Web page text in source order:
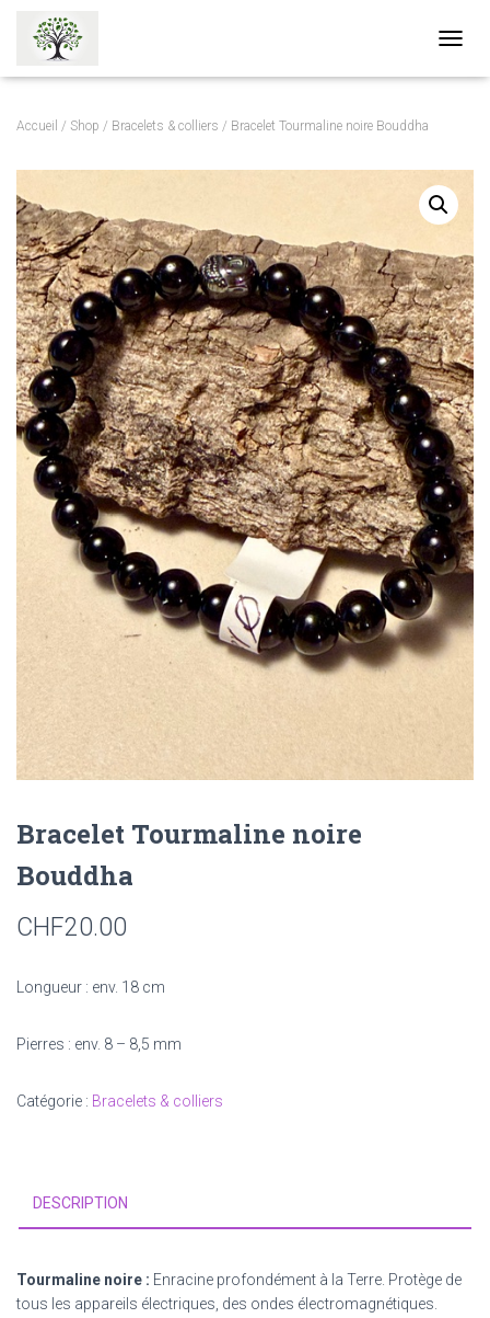
U
E
M
E
R
L
A
N
A
V
I
G
A
I
O
N
Accueil / Shop / Bracelets & colliers / Bracelet Tourmaline noire Bouddha
Bracelet Tourmaline noire
Bouddha
CHF20.00
Longueur : env. 18 cm
Pierres : env. 8 – 8,5 mm
Catégorie : Bracelets & colliers
DESCRIPTION
Tourmaline noire : Enracine profondément à la Terre. Protège de
tous les appareils électriques, des ondes électromagnétiques.